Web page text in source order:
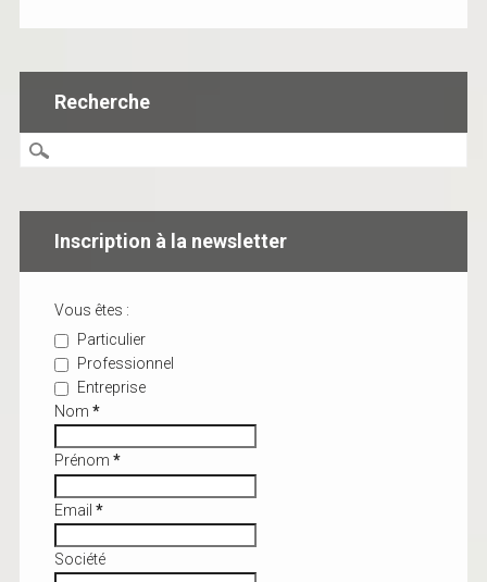
Recherche
Inscription à la newsletter
Vous êtes :
Particulier
Professionnel
Entreprise
Nom *
Prénom *
Email *
Société